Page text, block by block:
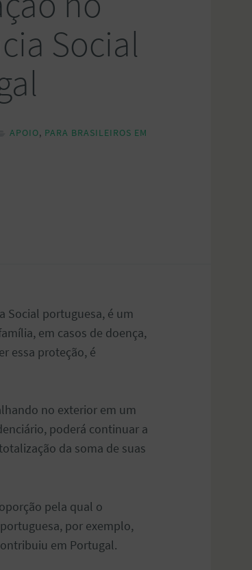
Social
APOIO, PARA BRASILEIROS EM
Social portuguesa, é um
em casos de doença,
essa proteção, é
no exterior em um
poderá continuar a
da soma de suas
pela qual o
por exemplo,
em Portugal.